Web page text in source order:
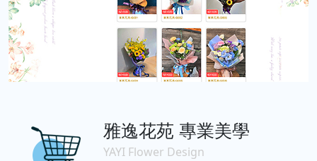
雅逸花苑 專業美學
YAYI Flower Design